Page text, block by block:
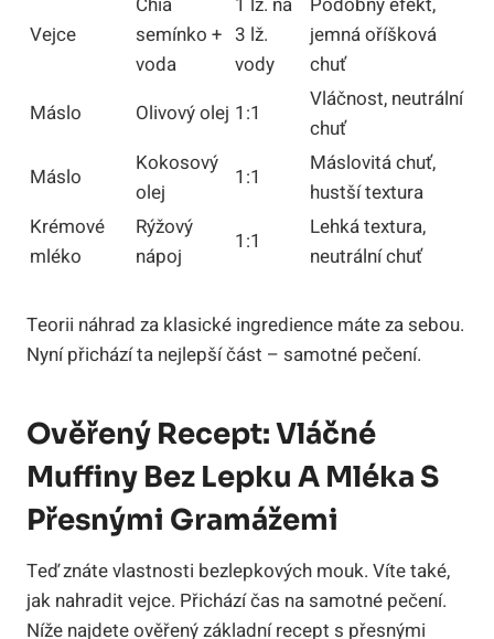
Vejce
semínko +
voda
3 lž.
vody
jemná oříšková
chuť
Máslo
Olivový olej 1:1
Vláčnost, neutrální
chuť
Máslo
Kokosový
olej
1:1
Máslovitá chuť,
hustší textura
Krémové
mléko
Rýžový
nápoj
1:1
Lehká textura,
neutrální chuť
Teorii náhrad za klasické ingredience máte za sebou.
Nyní přichází ta nejlepší část – samotné pečení.
Ověřený Recept: Vláčné
Muffiny Bez Lepku A Mléka S
Přesnými Gramážemi
Teď znáte vlastnosti bezlepkových mouk. Víte také,
jak nahradit vejce. Přichází čas na samotné pečení.
Níže najdete ověřený základní recept s přesnými